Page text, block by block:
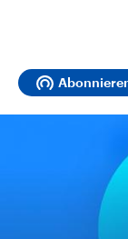
Landtagswahl
Alle Informationen
Sachsen-Anhalt
September 2026